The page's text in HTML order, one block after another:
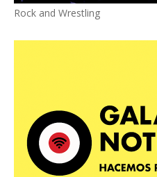
Rock and Wrestling